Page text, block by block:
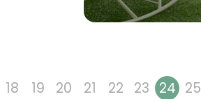
18 19 20 21 22 23 24 25